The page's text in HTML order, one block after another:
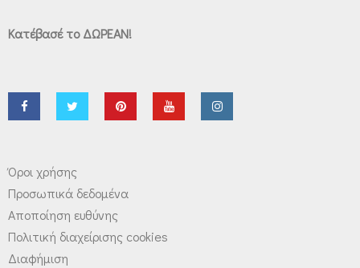
Κατέβασέ το ΔΩΡΕΑΝ!
Όροι χρήσης
Προσωπικά δεδομένα
Αποποίηση ευθύνης
Πολιτική διαχείρισης cookies
Διαφήμιση